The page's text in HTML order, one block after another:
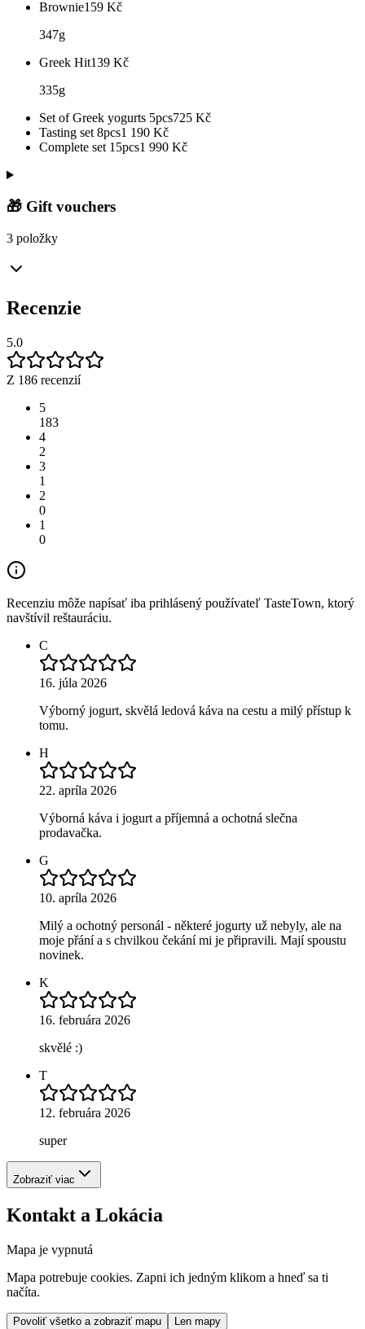
Brownie159 Kč
347g
Greek Hit139 Kč
335g
Set of Greek yogurts 5pcs725 Kč
Tasting set 8pcs1 190 Kč
Complete set 15pcs1 990 Kč
🎁 Gift vouchers
3 položky
Recenzie
5.0
Z 186 recenzií
5
183
4
2
3
1
2
0
1
0
Recenziu môže napísať iba prihlásený používateľ TasteTown, ktorý
navštívil reštauráciu.
C
16. júla 2026
Výborný jogurt, skvělá ledová káva na cestu a milý přístup k
tomu.
H
22. apríla 2026
Výborná káva i jogurt a příjemná a ochotná slečna
prodavačka.
G
10. apríla 2026
Milý a ochotný personál - některé jogurty už nebyly, ale na
moje přání a s chvilkou čekání mi je připravili. Mají spoustu
novinek.
K
16. februára 2026
skvělé :)
T
12. februára 2026
super
Zobraziť viac
Kontakt a Lokácia
Mapa je vypnutá
Mapa potrebuje cookies. Zapni ich jedným klikom a hneď sa ti
načíta.
Povoliť všetko a zobraziť mapu Len mapy